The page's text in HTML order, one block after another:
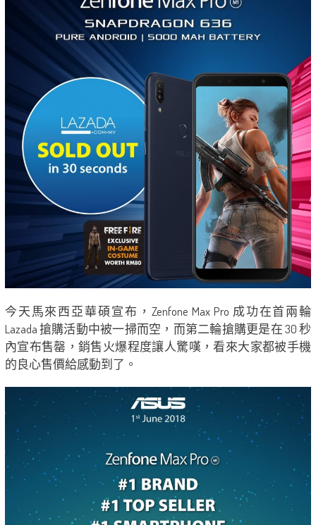
今天馬來西亞華碩宣布，Zenfone Max Pro 成功在首兩輪
Lazada 搶購活動中被一掃而空，而第二輪搶購更是在 30 秒
內宣布售罄，銷售火爆程度讓人驚嘆，看來大家都被手機
的良心售價給感動到了。